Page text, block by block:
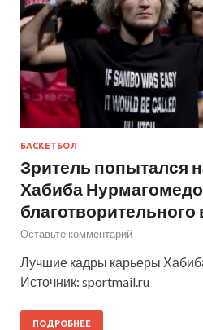
БАСКЕТБОЛ
Зритель попытался
Хабиба
благотворительного
Оставьте комментарий
Лучшие кадры карьеры
Источник: sportmail.ru
ПОДРОБНЕЕ